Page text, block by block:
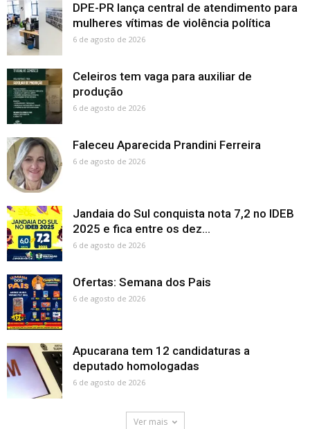
DPE-PR lança central de atendimento para
mulheres vítimas de violência política
6 de agosto de 2026
Celeiros tem vaga para auxiliar de
produção
6 de agosto de 2026
Faleceu Aparecida Prandini Ferreira
6 de agosto de 2026
Jandaia do Sul conquista nota 7,2 no IDEB
2025 e fica entre os dez...
6 de agosto de 2026
Ofertas: Semana dos Pais
6 de agosto de 2026
Apucarana tem 12 candidaturas a
deputado homologadas
6 de agosto de 2026
Ver mais